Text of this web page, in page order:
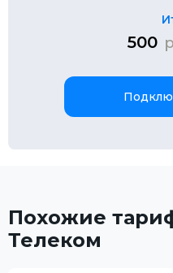
500
Похожие
Телеком